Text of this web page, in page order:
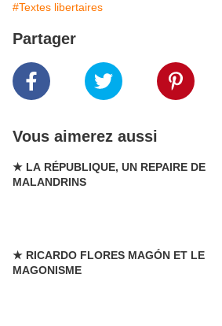
#Textes libertaires
Partager
Vous aimerez aussi
★ LA RÉPUBLIQUE, UN REPAIRE DE
MALANDRINS
★ RICARDO FLORES MAGÓN ET LE
MAGONISME